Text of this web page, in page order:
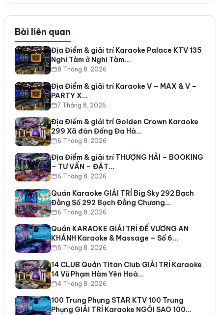
Bài liên quan
Địa Điểm & giải trí Karaoke Palace KTV 135
Nghi Tàm ở Nghi Tàm…
8 Tháng 8, 2026
Địa Điểm & giải trí Karaoke V – MAX & V –
PARTY X…
7 Tháng 8, 2026
Địa Điểm & giải trí Golden Crown Karaoke
299 Xã đàn Đống Đa Hà…
6 Tháng 8, 2026
Địa Điểm & giải trí THƯỢNG HẢI – BOOKING
– TƯ VẤN – ĐẶT…
6 Tháng 8, 2026
Quán Karaoke GIẢI TRÍ Big Sky 292 Bạch
Đằng Số 292 Bạch Đằng Chương…
6 Tháng 8, 2026
Quán KARAOKE GIẢI TRÍ ĐẾ VƯƠNG AN
KHÁNH Karaoke & Massage – Số 6…
5 Tháng 8, 2026
14 CLUB Quán Titan Club GIẢI TRÍ Karaoke
14 Vũ Phạm Hàm Yên Hoà…
4 Tháng 8, 2026
100 Trung Phụng STAR KTV 100 Trung
Phụng GIẢI TRÍ Karaoke NGÔI SAO 100…